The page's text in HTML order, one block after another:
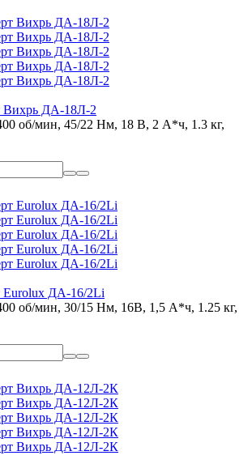
Вихрь ДА-18Л-2
об/мин, 45/22 Нм, 18 В, 2 А*ч, 1.3 кг,
Eurolux ДА-16/2Li
об/мин, 30/15 Нм, 16В, 1,5 А*ч, 1.25 кг,